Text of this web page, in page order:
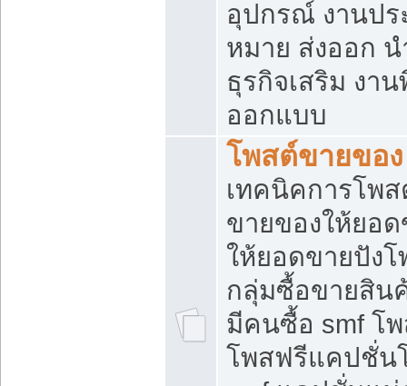
อุปกรณ์ งานป
หมาย ส่งออก น
ธุรกิจเสริม งา
ออกแบบ
โพสต์ขายของ
เทคนิคการโพ
ขายของให้ยอ
ให้ยอดขายปัง
กลุ่มซื้อขายสิน
มีคนซื้อ smf โ
โพสฟรีแคปชั่น